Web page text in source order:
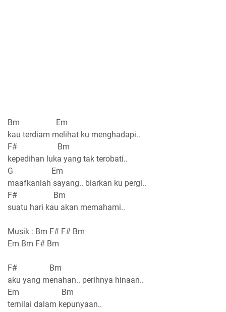
Bm Em
kau terdiam melihat ku menghadapi..
F# Bm
kepedihan luka yang tak terobati..
G Em
maafkanlah sayang.. biarkan ku pergi..
F# Bm
suatu hari kau akan memahami..
Musik : Bm F# F# Bm
Em Bm F# Bm
F# Bm
aku yang menahan.. perihnya hinaan..
Em Bm
ternilai dalam kepunyaan..